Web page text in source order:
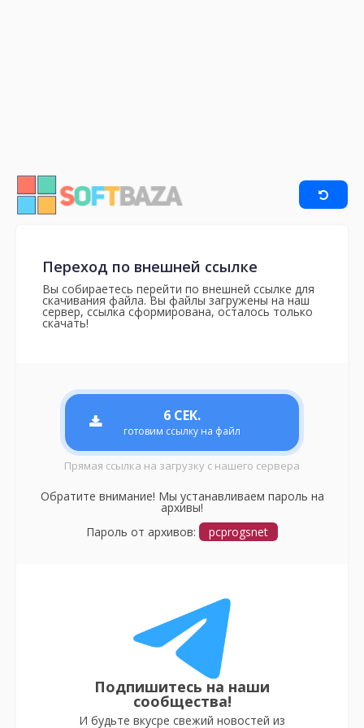
Переход по внешней ссылке
Вы собираетесь перейти по внешней ссылке для
скачивания файла. Вы файлы загружены на наш
сервер, ссылка сформирована, осталось только
скачать!
6 СЕК.
готовим ссылку на файл
Прямая ссылка на загрузку с нашего сервера
Обратите внимание! Мы устанавливаем пароль на
архивы!
Пароль от архивов:
pcprogsnet
Подпишитесь на наши
сообщества!
И будьте вкусре свежий новостей из